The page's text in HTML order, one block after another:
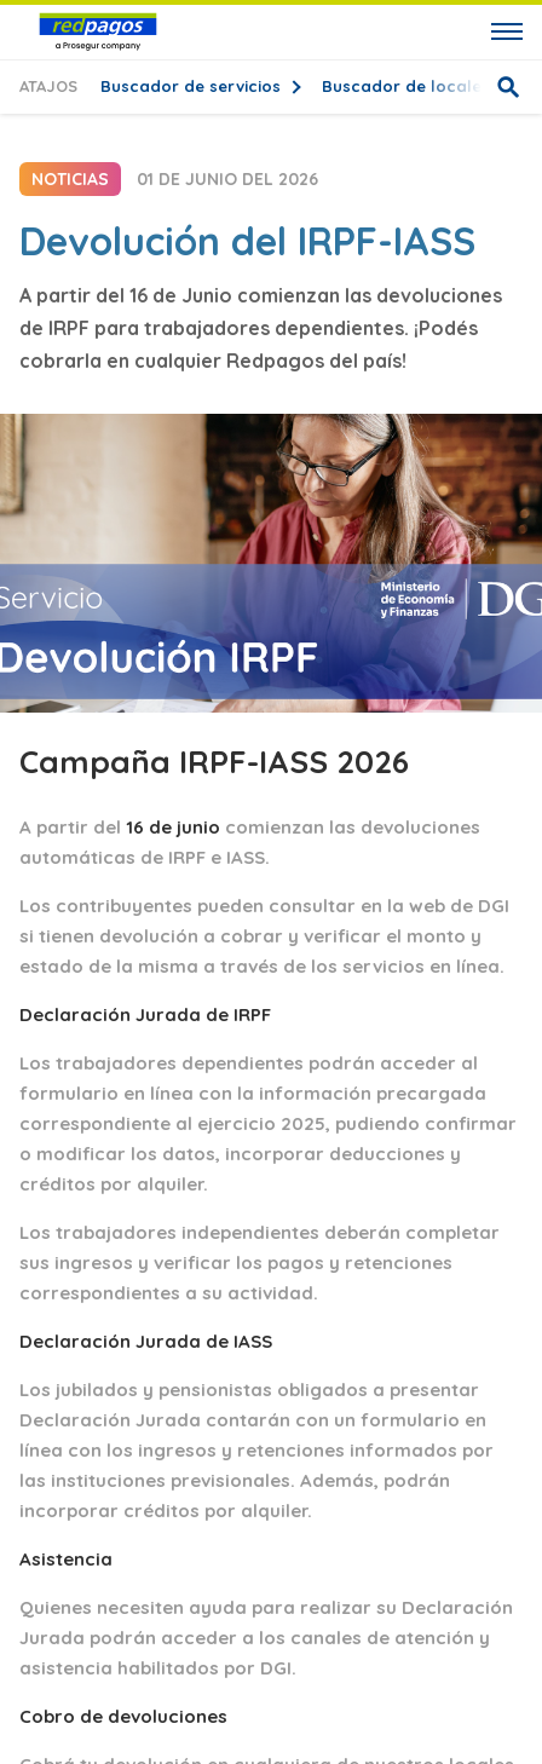
ATAJOS Buscador de servicios Buscador de locales
NOTICIAS 01 DE JUNIO DEL 2026
Devolución del IRPF-IASS
A partir del 16 de Junio comienzan las devoluciones
de IRPF para trabajadores dependientes. ¡Podés
cobrarla en cualquier Redpagos del país!
Campaña IRPF-IASS 2026
A partir del 16 de junio comienzan las devoluciones
automáticas de IRPF e IASS.
Los contribuyentes pueden consultar en la web de DGI
si tienen devolución a cobrar y verificar el monto y
estado de la misma a través de los servicios en línea.
Declaración Jurada de IRPF
Los trabajadores dependientes podrán acceder al
formulario en línea con la información precargada
correspondiente al ejercicio 2025, pudiendo confirmar
o modificar los datos, incorporar deducciones y
créditos por alquiler.
Los trabajadores independientes deberán completar
sus ingresos y verificar los pagos y retenciones
correspondientes a su actividad.
Declaración Jurada de IASS
Los jubilados y pensionistas obligados a presentar
Declaración Jurada contarán con un formulario en
línea con los ingresos y retenciones informados por
las instituciones previsionales. Además, podrán
incorporar créditos por alquiler.
Asistencia
Quienes necesiten ayuda para realizar su Declaración
Jurada podrán acceder a los canales de atención y
asistencia habilitados por DGI.
Cobro de devoluciones